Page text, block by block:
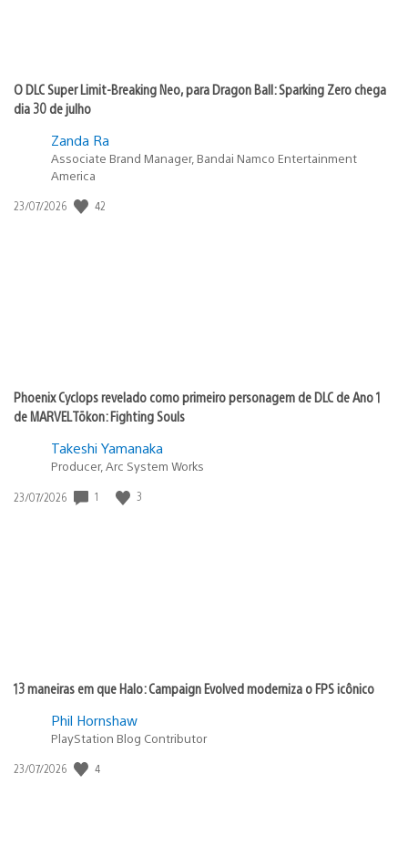
O DLC Super Limit-Breaking Neo, para Dragon Ball: Sparking Zero chega
dia 30 de julho
Zanda Ra
Associate Brand Manager, Bandai Namco Entertainment
America
Data
23/07/2026 42
Phoenix Cyclops revelado como primeiro personagem de DLC de Ano 1
de MARVEL Tōkon: Fighting Souls
Takeshi Yamanaka
Producer, Arc System Works
Data
23/07/2026 1 3
13 maneiras em que Halo: Campaign Evolved moderniza o FPS icônico
Phil Hornshaw
PlayStation Blog Contributor
Data
23/07/2026 4